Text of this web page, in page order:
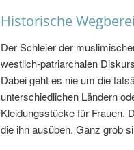
Historische
Der Schleier der
westlich-patriarchalen
Dabei geht es nie um die
unterschiedlichen Ländern
Kleidungsstücke für Frauen.
die ihn ausüben. Ganz grob